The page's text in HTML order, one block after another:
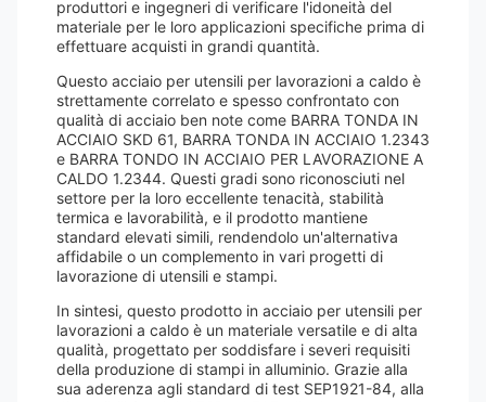
produttori e ingegneri di verificare l'idoneità del
materiale per le loro applicazioni specifiche prima di
effettuare acquisti in grandi quantità.
Questo acciaio per utensili per lavorazioni a caldo è
strettamente correlato e spesso confrontato con
qualità di acciaio ben note come BARRA TONDA IN
ACCIAIO SKD 61, BARRA TONDA IN ACCIAIO 1.2343
e BARRA TONDO IN ACCIAIO PER LAVORAZIONE A
CALDO 1.2344. Questi gradi sono riconosciuti nel
settore per la loro eccellente tenacità, stabilità
termica e lavorabilità, e il prodotto mantiene
standard elevati simili, rendendolo un'alternativa
affidabile o un complemento in vari progetti di
lavorazione di utensili e stampi.
In sintesi, questo prodotto in acciaio per utensili per
lavorazioni a caldo è un materiale versatile e di alta
qualità, progettato per soddisfare i severi requisiti
della produzione di stampi in alluminio. Grazie alla
sua aderenza agli standard di test SEP1921-84, alla